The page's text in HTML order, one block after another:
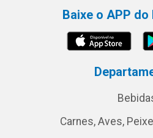
Baixe o APP
Carnes, Aves,